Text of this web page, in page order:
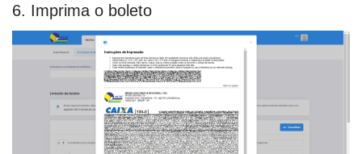
6. Imprima o boleto